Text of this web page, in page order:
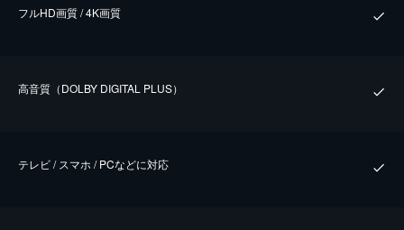
フルHD画質 / 4K画質
⾼⾳質（DOLBY DIGITAL PLUS）
テレビ / スマホ / PCなどに対応